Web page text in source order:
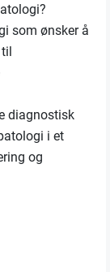
som ønsker å
diagnostisk
i et
og